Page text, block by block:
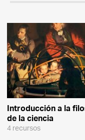
Introducción a la
de la ciencia
4 recursos